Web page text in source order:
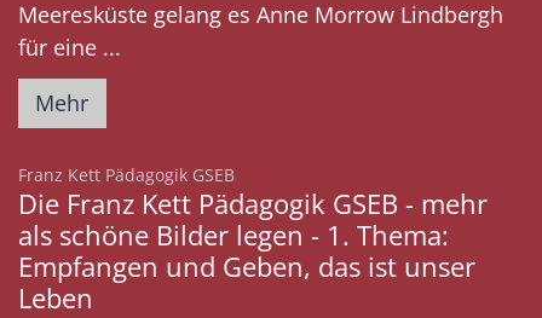
Meeresküste gelang es Anne Morrow Lindbergh
für eine ...
Mehr
Franz Kett Pädagogik GSEB:
Die Franz Kett Pädagogik GSEB - mehr
als schöne Bilder legen - 1. Thema:
Empfangen und Geben, das ist unser
Leben